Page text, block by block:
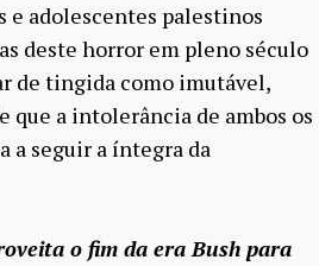
e adolescentes palestinos
deste horror em pleno século
de tingida como imutável,
que a intolerância de ambos os
a seguir a íntegra da
o fim da era Bush para